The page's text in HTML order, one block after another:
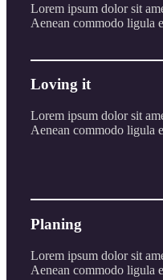
Lorem ipsum dolor sit
Aenean commodo ligula
Loving it
Lorem ipsum dolor sit
Aenean commodo ligula
Planing
Lorem ipsum dolor sit
Aenean commodo ligula